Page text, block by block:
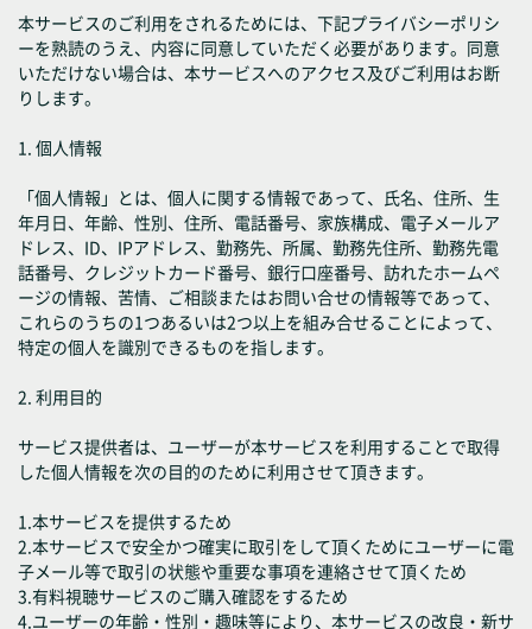
本サービスのご利用をされるためには、下記プライバシーポリシ
ーを熟読のうえ、内容に同意していただく必要があります。同意
いただけない場合は、本サービスへのアクセス及びご利用はお断
りします。
1. 個人情報
「個人情報」とは、個人に関する情報であって、氏名、住所、生
年月日、年齢、性別、住所、電話番号、家族構成、電子メールア
ドレス、ID、IPアドレス、勤務先、所属、勤務先住所、勤務先電
話番号、クレジットカード番号、銀行口座番号、訪れたホームペ
ージの情報、苦情、ご相談またはお問い合せの情報等であって、
これらのうちの1つあるいは2つ以上を組み合せることによって、
特定の個人を識別できるものを指します。
2. 利用目的
サービス提供者は、ユーザーが本サービスを利用することで取得
した個人情報を次の目的のために利用させて頂きます。
1.本サービスを提供するため
2.本サービスで安全かつ確実に取引をして頂くためにユーザーに電
子メール等で取引の状態や重要な事項を連絡させて頂くため
3.有料視聴サービスのご購入確認をするため
4.ユーザーの年齢・性別・趣味等により、本サービスの改良・新サ